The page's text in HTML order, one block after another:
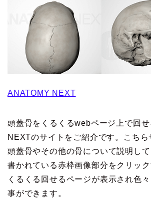
ANATOMY NEXT
頭蓋骨をくるくるwebページ上で回
NEXTのサイトをご紹介です。こち
頭蓋骨やその他の骨について説明し
書かれている赤枠画像部分をクリッ
くるくる回せるページが表示され色
事ができます。